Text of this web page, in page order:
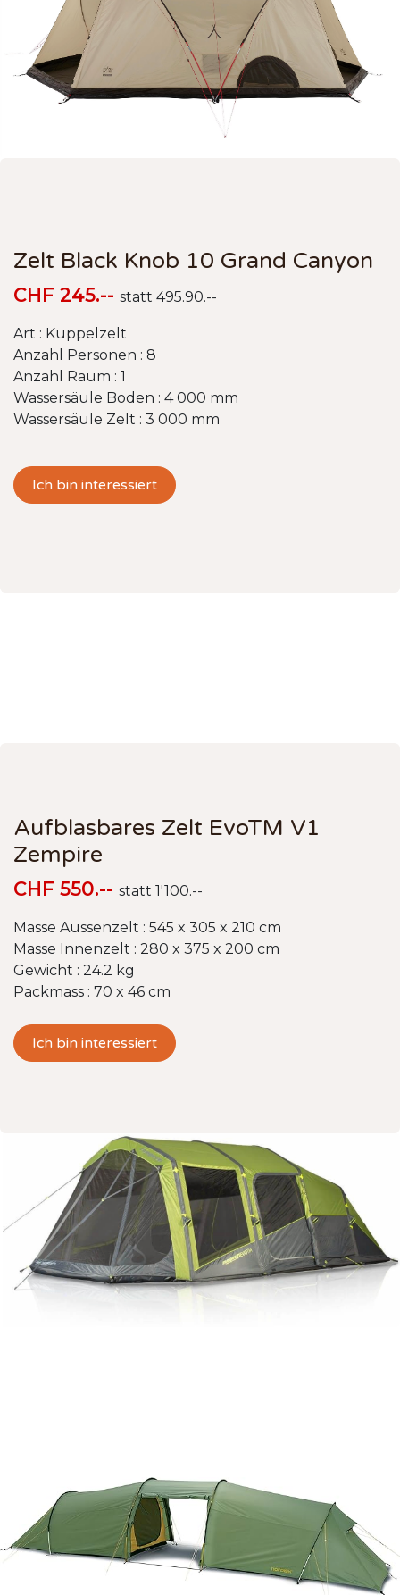
Zelt Black Knob 10 Grand Canyon
CHF 245.-- statt 495.90.--
Art : Kuppelzelt
Anzahl Personen : 8
Anzahl Raum : 1
Wassersäule Boden : 4 000 mm
Wassersäule Zelt : 3 000 mm
Ich bin interessiert
Aufblasbares Zelt EvoTM V1
Zempire
CHF 550.-- statt 1'100.--
Masse Aussenzelt : 545 x 305 x 210 cm
Masse Innenzelt : 280 x 375 x 200 cm
Gewicht : 24.2 kg
Packmass : 70 x 46 cm
Ich bin interessiert